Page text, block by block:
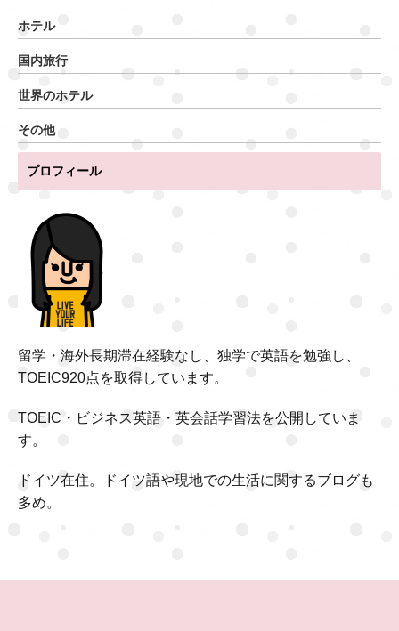
ホテル
国内旅行
世界のホテル
その他
プロフィール
留学・海外長期滞在経験なし、独学で英語を勉強し、
TOEIC920点を取得しています。
TOEIC・ビジネス英語・英会話学習法を公開していま
す。
ドイツ在住。ドイツ語や現地での生活に関するブログも
多め。